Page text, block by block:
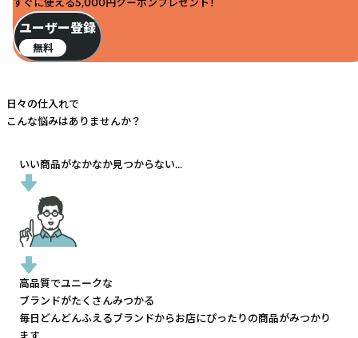
ユーザー登録
無料
日々の仕入れで
こんな悩みはありませんか？
いい商品がなかなか見つからない...
高品質でユニークな
ブランドがたくさんみつかる
毎日どんどんふえるブランドからお店にぴったりの商品がみつかり